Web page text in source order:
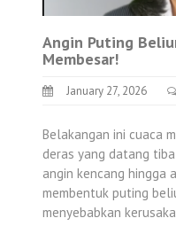
Angin Puting
Membesar!
January 27, 2026
Belakangan ini cuaca
deras yang datang
angin kencang hingga
membentuk puting
menyebabkan